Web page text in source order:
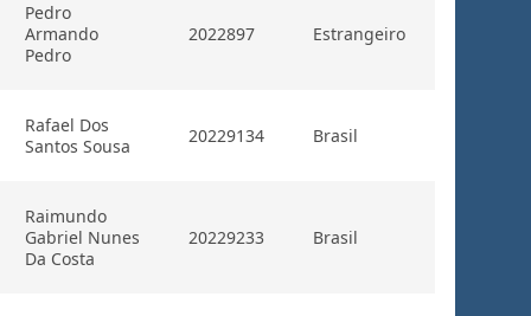
Pedro
Armando
Pedro
2022897 Estrangeiro
Rafael Dos
Santos Sousa
20229134 Brasil
Raimundo
Gabriel Nunes
Da Costa
20229233 Brasil